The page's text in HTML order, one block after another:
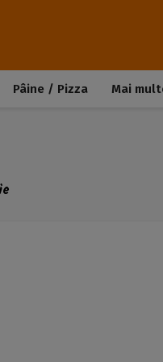
Pâine / Pizza Mai